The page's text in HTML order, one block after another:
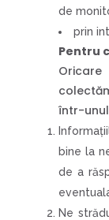
de
prin
Pentru
într-
bine la
de a
Ne